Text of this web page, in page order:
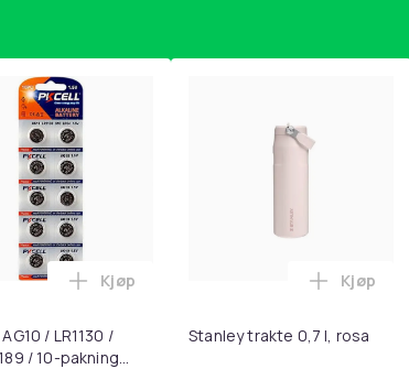
AE 2, AE 2i, AE 2w, SoundTrue, SoundLink Black i
6-rørs fotpedal motstandsbånd - mage- og
/ LR1130 /
/ 10-pakning
Legg Batteri AG10 / LR1130 / LR54 /
Kjøp
Stanley trakte 0,7 l, rosa
Legg
Kjøp